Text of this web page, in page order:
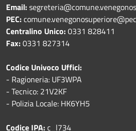
Email:
PEC:
Centralino Unico:0331 828411
Fax:0331 827314
Codice Univoco Uffici:
- Ragioneria: UF3WPA
- Tecnico: 21V2KF
- Polizia Locale: HK6YH5
Codice IPA:c_l734